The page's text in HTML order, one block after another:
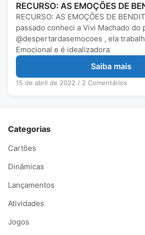
RECURSO: AS EMOÇÕES DE
RECURSO: AS EMOÇÕES DE
passado conheci a Vivi Machado do
@despertardasemocoes , ela
Emocional e é idealizadora
Saiba mais
15 de abril de 2022 / 2 Comentários
Categorias
Cartões
Dinâmicas
Lançamentos
Atividades
Jogos